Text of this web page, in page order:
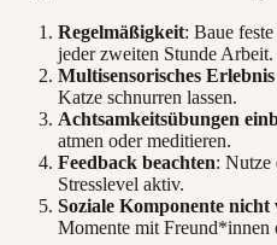
Regelmäßigkeit: Baue
jeder zweiten Stunde Arbeit.
Multisensorisches
Katze schnurren lassen.
Achtsamkeitsübungen
atmen oder meditieren.
Feedback beachten: Nutze
Stresslevel aktiv.
Soziale Komponente nicht
Momente mit Freund*innen